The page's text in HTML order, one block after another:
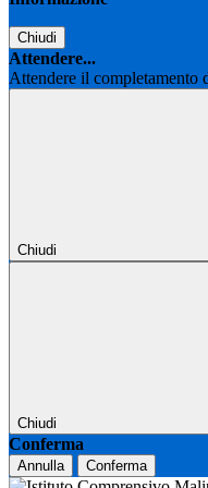
Chiudi
Attendere...
Attendere il completamento
Chiudi
Chiudi
Conferma
Annulla Conferma